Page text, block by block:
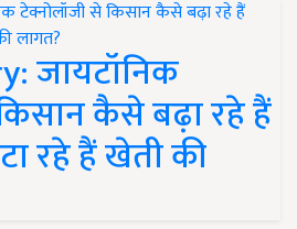
जायटॉनिक
कैसे बढ़ा रहे हैं
रहे हैं खेती की